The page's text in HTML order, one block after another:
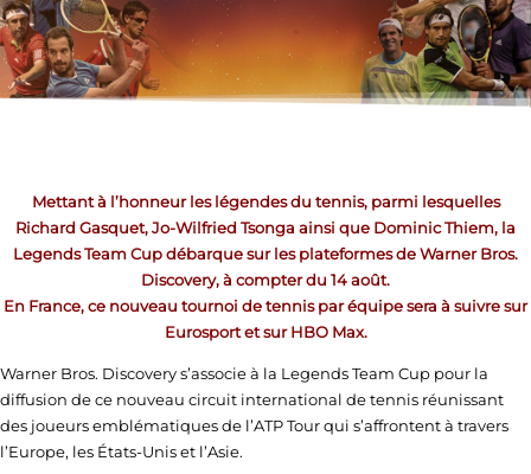
Mettant à l’honneur les légendes du tennis, parmi lesquelles
Richard Gasquet, Jo-Wilfried Tsonga ainsi que Dominic Thiem, la
Legends Team Cup débarquesur les plateformes de Warner Bros.
Discovery, à compter du 14 août.
En France, ce nouveau tournoi de tennis par équipe sera à suivre sur
Eurosport et sur HBO Max.
Warner Bros. Discovery s’associe à la Legends Team Cup pour la
diffusion de ce nouveau circuit international de tennis réunissant
des joueurs emblématiques de l’ATP Tour qui s’affrontent à travers
l’Europe, les États-Unis et l’Asie.